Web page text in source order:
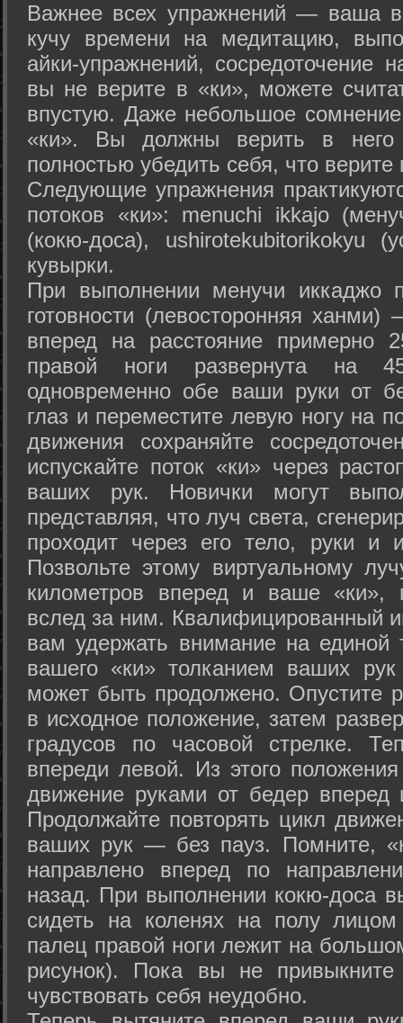
Важнее всех упражнений — ваша
кучу времени на медитацию,
айки-упражнений, сосредоточение
вы не верите в «ки», можете
впустую. Даже небольшое сомнение
«ки». Вы должны верить в
полностью убедить себя, что верите
Следующие упражнения
потоков «ки»: menuchi ikkajo
(кокю-доса), ushiro­tekubitori­kokyu
кувырки.
При выполнении менучи иккаджо
готовности (левосторонняя
вперед на расстояние примерно
правой ноги развернута на
одновременно обе ваши руки от
глаз и переместите левую ногу на
движения сохраняйте
испускайте поток «ки» через
ваших рук. Новички могут
представляя, что луч света,
проходит через его тело, руки и
Позвольте этому виртуальному
километров вперед и ваше «ки»,
вслед за ним. Квалифицированный
вам удержать внимание на единой
вашего «ки» толканием ваших
может быть продолжено. Опустите
в исходное положение, затем
градусов по часовой стрелке.
впереди левой. Из этого
движение руками от бедер вперед
Продолжайте повторять цикл
ваших рук — без пауз. Помните,
направлено вперед по
назад. При выполнении кокю-доса
сидеть на коленях на полу
палец правой ноги лежит на
рисунок). Пока вы не
чувствовать себя неудобно.